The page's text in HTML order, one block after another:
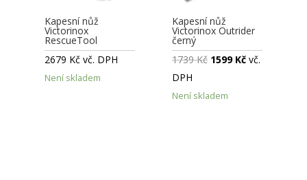
Kapesní nůž
Victorinox
RescueTool
2679 Kč vč. DPH
Není skladem
Kapesní nůž
Victorinox Outrider
černý
1739Kč 1599 Kč vč.
DPH
Není skladem